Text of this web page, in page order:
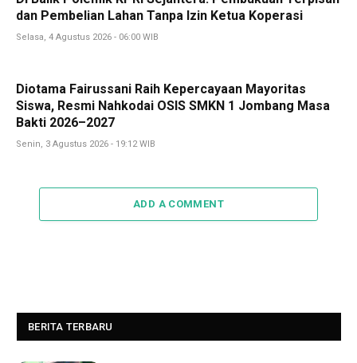
dan Pembelian Lahan Tanpa Izin Ketua Koperasi
Selasa, 4 Agustus 2026 - 06:00 WIB
Diotama Fairussani Raih Kepercayaan Mayoritas
Siswa, Resmi Nahkodai OSIS SMKN 1 Jombang Masa
Bakti 2026–2027
Senin, 3 Agustus 2026 - 19:12 WIB
ADD A COMMENT
BERITA TERBARU